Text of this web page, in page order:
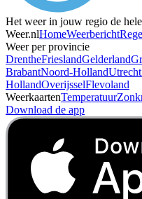
Het weer in jouw regio de
Weer.nlHomeWeerbericht
Weer per provincie
DrentheFrieslandGelderland
BrabantNoord-HollandUtrecht
HollandOverijsselFlevoland
WeerkaartenTemperatuur
Download de app